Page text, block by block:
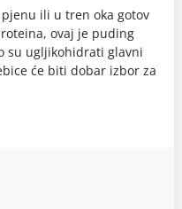
ili u tren oka gotov
ovaj je puding
su ugljikohidrati glavni
će biti dobar izbor za